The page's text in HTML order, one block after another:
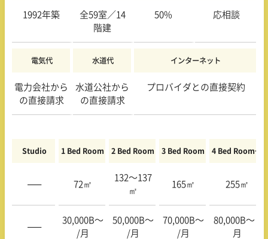
1992年築
全59室／14
階建
50% 応相談
電気代 水道代 インターネット
電力会社から
の直接請求
水道公社から
の直接請求
プロバイダとの直接契約
Studio 1 Bed Room 2 Bed Room 3 Bed Room 4 Bed Room〜
—– 72㎡
132〜137
㎡
165㎡ 255㎡
—–
30,000B〜
/月
50,000B〜
/月
70,000B〜
/月
80,000B〜 /
月